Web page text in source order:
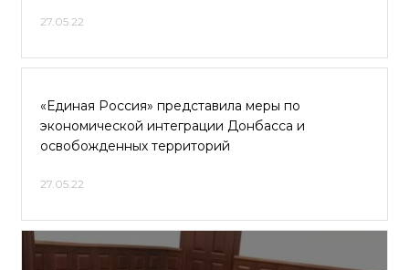
27.05.22
«Единая Россия» представила меры по
экономической интеграции Донбасса и
освобожденных территорий
27.05.22